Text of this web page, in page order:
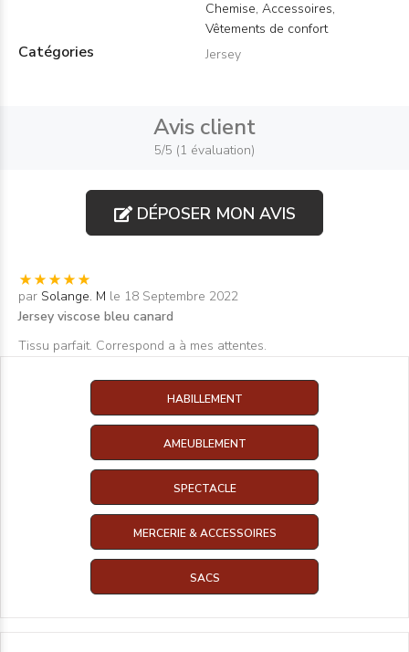
Chemise, Accessoires,
Vêtements de confort
Catégories Jersey
Avis client
5/5 (1 évaluation)
DÉPOSER MON AVIS
par Solange. M le 18 Septembre 2022
Jersey viscose bleu canard
Tissu parfait. Correspond a à mes attentes.
HABILLEMENT
AMEUBLEMENT
SPECTACLE
MERCERIE & ACCESSOIRES
SACS